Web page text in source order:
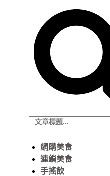
網購美食
連鎖美食
手搖飲